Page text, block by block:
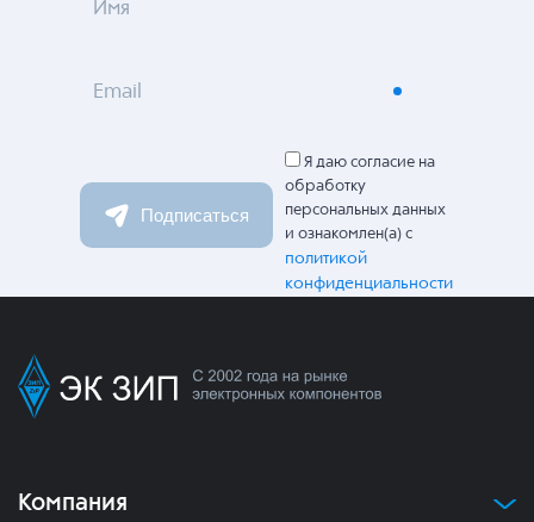
Имя
Email
Подписаться
Я даю согласие на
обработку
персональных данных
и ознакомлен(а) с
политикой
конфиденциальности
Компания